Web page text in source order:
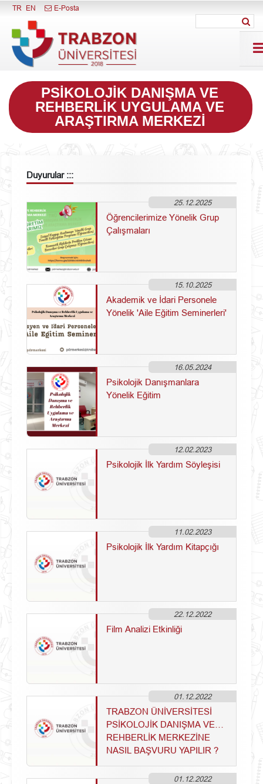
Menüyü Kapat
TR EN E-Posta
PSIKOLOJIK DANIŞMA VE
REHBERLIK UYGULAMA VE
ARAŞTIRMA MERKEZI
Duyurular :::
25.12.2025
Öğrencilerimize Yönelik Grup
Çalışmaları
15.10.2025
Akademik ve İdari Personele
Yönelik 'Aile Eğitim Seminerleri'
16.05.2024
Psikolojik Danışmanlara
Yönelik Eğitim
12.02.2023
Psikolojik İlk Yardım Söyleşisi
11.02.2023
Psikolojik İlk Yardım Kitapçığı
22.12.2022
Film Analizi Etkinliği
01.12.2022
TRABZON ÜNİVERSİTESİ
PSİKOLOJİK DANIŞMA VE
REHBERLİK MERKEZİNE
NASIL BAŞVURU YAPILIR ?
01.12.2022